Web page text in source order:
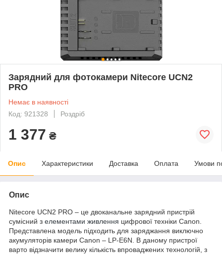
Зарядний для фотокамери Nitecore UCN2
PRO
Немає в наявності
Код: 921328
Роздріб
1 377 ₴
Опис Характеристики Доставка Оплата Умови
Опис
Nitecore UCN2 PRO – це двоканальне зарядний пристрій
сумісний з елементами живлення цифрової техніки Canon.
Представлена модель підходить для заряджання виключно
акумуляторів камери Canon – LP-E6N. В даному пристрої
варто відзначити велику кількість впроваджених технологій, з